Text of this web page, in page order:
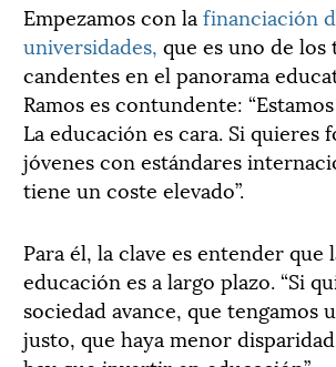
Empezamos con la financiación
universidades, que es uno de los
candentes en el panorama
Ramoses contundente:
La educación es cara. Si quieres
jóvenes con estándares
tiene un coste elevado”.
Para él, la clave es entender que
educación es a largo plazo. “Si
sociedad avance, que tengamos
justo, que haya menor